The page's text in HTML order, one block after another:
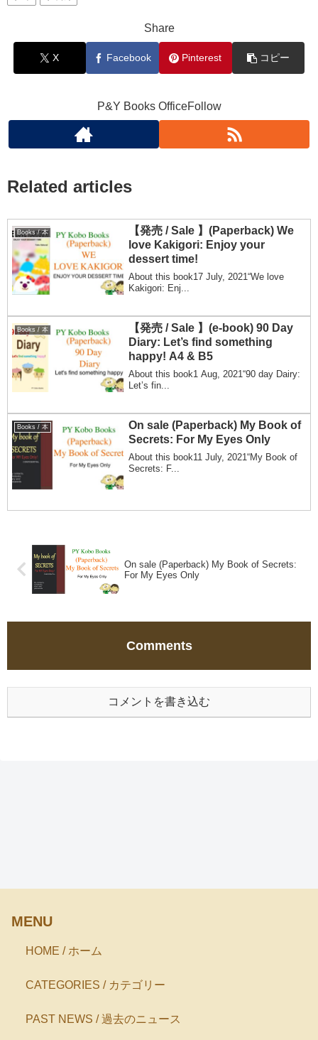
Share
X Facebook Pinterest コピー
P&Y Books OfficeFollow
Related articles
Books / 本
【発売 / Sale 】(Paperback) We
love Kakigori: Enjoy your
dessert time!
About this book17 July, 2021“We love
Kakigori: Enj...
Books / 本
【発売 / Sale 】(e-book) 90 Day
Diary: Let’s find something
happy! A4 & B5
About this book1 Aug, 2021“90 day Dairy:
Let’s fin...
Books / 本
On sale (Paperback) My Book of
Secrets: For My Eyes Only
About this book11 July, 2021“My Book of
Secrets: F...
On sale (Paperback) My Book of Secrets:
For My Eyes Only
Comments
コメントを書き込む
MENU
HOME / ホーム
CATEGORIES / カテゴリー
PAST NEWS / 過去のニュース